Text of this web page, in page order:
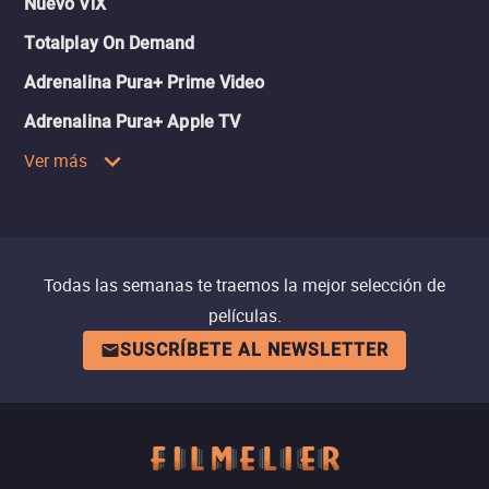
Totalplay On Demand
Adrenalina Pura+ Prime Video
Adrenalina Pura+ Apple TV
Ver más
Todas las semanas te traemos la mejor selección de
películas.
SUSCRÍBETE AL NEWSLETTER